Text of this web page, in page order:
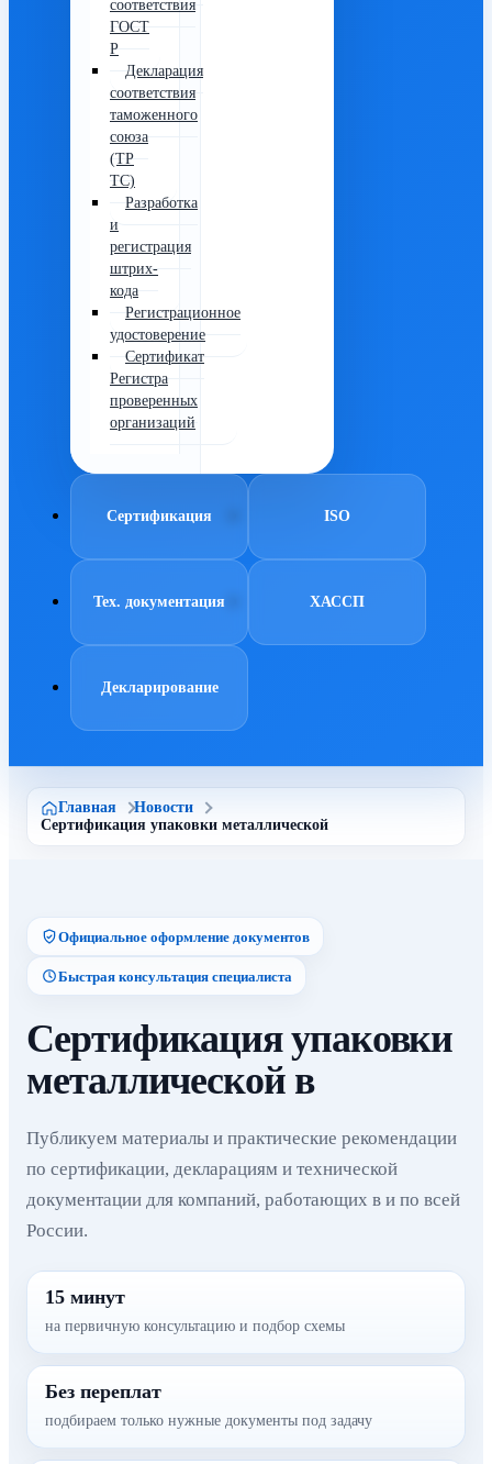
соответствия
ГОСТ
Р
Декларация
соответствия
таможенного
союза
(ТР
ТС)
Разработка
и
регистрация
штрих-
кода
Регистрационное
удостоверение
Сертификат
Регистра
проверенных
организаций
Сертификация ISO
Тех. документация ХАССП
Декларирование
Главная
Новости
Сертификация упаковки металлической
Официальное оформление документов
Быстрая консультация специалиста
Сертификация упаковки
металлической в
Публикуем материалы и практические рекомендации
по сертификации, декларациям и технической
документации для компаний, работающих в и по всей
России.
15 минут
на первичную консультацию и подбор схемы
Без переплат
подбираем только нужные документы под задачу